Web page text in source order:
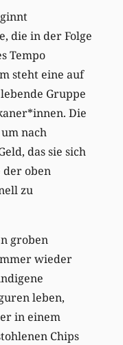
die in der Folge
Tempo
steht eine auf
Gruppe
Die
nach
das sie sich
oben
zu
groben
wieder
leben,
in einem
Chips